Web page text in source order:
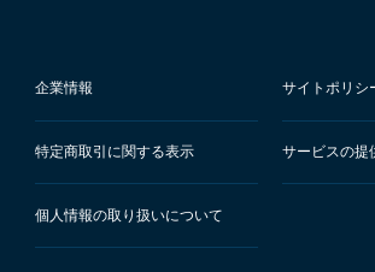
企業情報 サイトポリシ
特定商取引に関する表示 サービスの提
個人情報の取り扱いについて